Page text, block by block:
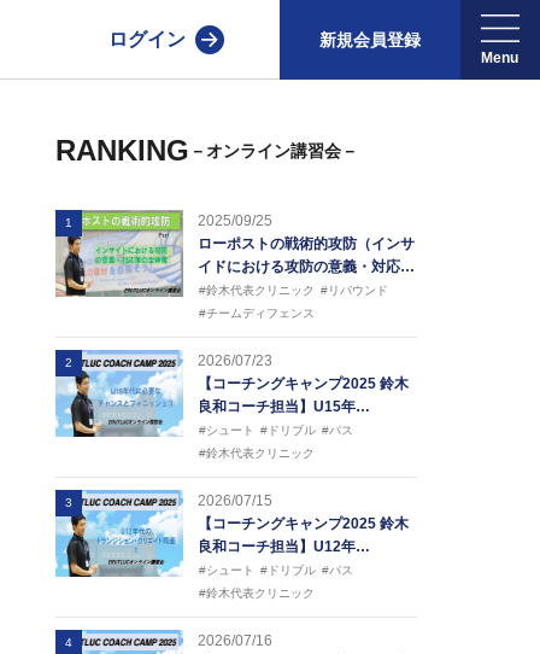
ログイン 新規会員登録
RANKING －オンライン講習会－
1
2025/09/25
ローポストの戦術的攻防（インサ
イドにおける攻防の意義・対応…
#鈴木代表クリニック
#リバウンド
#チームディフェンス
2
2026/07/23
【コーチングキャンプ2025 鈴木
良和コーチ担当】U15年…
#シュート #ドリブル #パス
#鈴木代表クリニック
3
2026/07/15
【コーチングキャンプ2025 鈴木
良和コーチ担当】U12年…
#シュート #ドリブル #パス
#鈴木代表クリニック
4
2026/07/16